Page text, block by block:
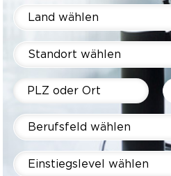
Land wählen
Standort wählen
Berufsfeld wählen
Einstiegslevel wählen